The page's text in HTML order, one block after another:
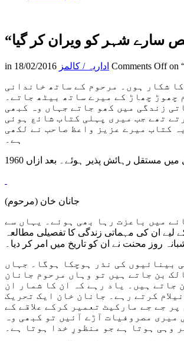
in اداریہ / کالمز 18/02/2016 Comments Off
شکار ہوں۔ مرحوم کے ساتھ خاندانی
چھاڑ کے میرے ساتھ بیٹھ جاتے۔
زندگی میں کھو جاتے جہاں وہ کبھی
تھے جب میری پہلی کتاب شائع ہوئی
کتاب میرے عزیز واعظ صاحب نے لکھی
ہے۔
میں مستقل رہائش پذیر ہوئے۔ بعد ازاں
جانان خان (مرحوم)
میں باعزت رہا بھی ہوئے۔ یہاں سے
کیسے بن گئے اس کے لیے ان کی مہماتی زندگی کا تفصیلی مطالعہ
روز محنت نے ان کو تاریخ میں امر کر دیا۔
بینائیوں کی نذر ہوچکا ہوگا۔ جہاں
بن جاتے ہیں تو وہاں مرحوم جانان
جاتے ہیں۔ یاد رہے کہ ان کا شمار ان
کرتے رہے۔ جانان خان ایک تحریک
جے جے مارکیٹ تعمیر کرکے علاقے کے
مصروفیات آڑے آئیں تو کبھی وہ
وہی ہوتا ہے جو منظورِ خدا ہوتا ہے۔